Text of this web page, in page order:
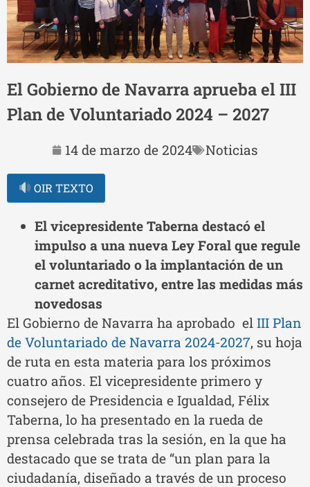
El Gobierno de Navarra aprueba el III
Plan de Voluntariado 2024 – 2027
14 de marzo de 2024 Noticias
OIR TEXTO
El vicepresidente Taberna destacó el
impulso a una nueva Ley Foral que regule
el voluntariado o la implantación de un
carnet acreditativo, entre las medidas más
novedosas
El Gobierno de Navarra ha aprobado el III Plan
de Voluntariado de Navarra 2024-2027, su hoja
de ruta en esta materia para los próximos
cuatro años. El vicepresidente primero y
consejero de Presidencia e Igualdad, Félix
Taberna, lo ha presentado en la rueda de
prensa celebrada tras la sesión, en la que ha
destacado que se trata de “un plan para la
ciudadanía, diseñado a través de un proceso